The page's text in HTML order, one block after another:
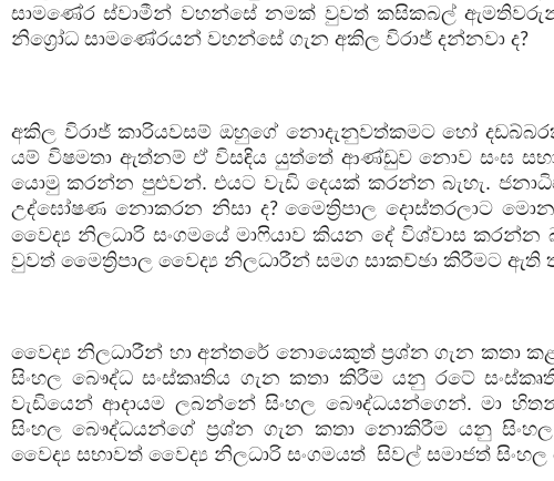
සාමණේර ස්වාමීන් වහන්සේ නමක් වුවත් කසිකබල්
නිග්‍රෝධ සාමණේරයන් වහන්සේ ගැන අකිල විරාජ් දන්නවා ද?
අකිල විරාජ් කාරියවසම් ඔහුගේ නොදැනුවත්කමට හෝ
යම් විෂමතා ඇත්නම් ඒ විසඳිය යුත්තේ ආණ්ඩුව නොව සංඝ
යොමු කරන්න පුළුවන්. එයට වැඩි දෙයක් කරන්න බැහැ.
උද්ඝෝෂණ නොකරන නිසා ද?මෛත්‍රිපාල දොස්තරලාට
වෛද්‍ය නිලධාරි සංගමයේ මාෆියාව කියන දේ විශ්වාස
වුවත් මෛත්‍රිපාල වෛද්‍ය නිලධාරීන් සමග සාකච්ඡා කිරීමට ඇති
වෛද්‍ය නිලධාරීන් හා අන්තරේ නොයෙකුත් ප්‍රශ්න ගැන කතා
සිංහල බෞද්ධ සංස්කෘතිය ගැන කතා කිරීම යනු රටේ
වැඩියෙන් ආදායම ලබන්නේ සිංහල බෞද්ධයන්ගෙන්. මා
සිංහල බෞද්ධයන්ගේ ප්‍රශ්න ගැන කතා නොකිරීම යනු
වෛද්‍ය සභාවත් වෛද්‍ය නිලධාරි සංගමයත් සිවල් සමාජත්